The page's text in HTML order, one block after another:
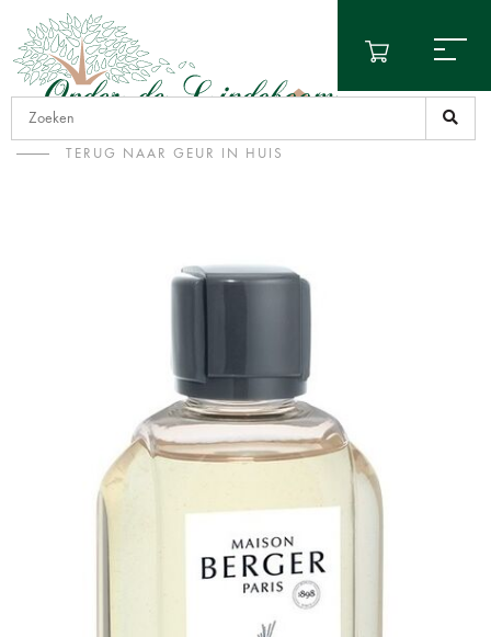
TERUG NAAR GEUR IN HUIS